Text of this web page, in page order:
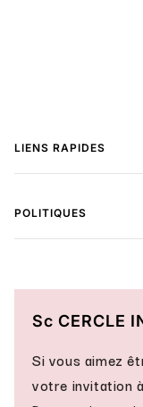
LIENS RAPIDES
POLITIQUES
Sc CERCLE
Si vous aimez
votre invitation